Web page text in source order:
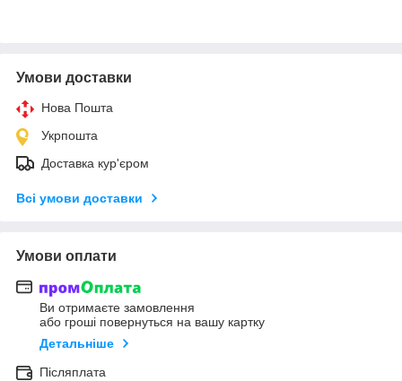
Умови доставки
Нова Пошта
Укрпошта
Доставка кур'єром
Всі умови доставки
Умови оплати
Ви отримаєте замовлення
або гроші повернуться на вашу картку
Детальніше
Післяплата